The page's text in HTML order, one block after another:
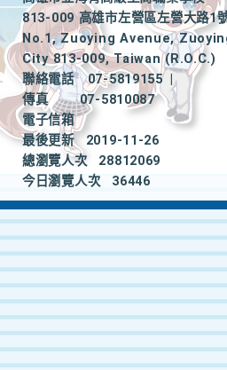
813-009 高雄市左營區左營大路1
No.1, Zuoying Avenue,
City 813-009, Taiwan (R.O.C.)
聯絡電話
07-5819155
|
傳真
07-5810087
電子信箱
最後更新
2019-11-26
總瀏覽人次
28812069
今日瀏覽人次
36446